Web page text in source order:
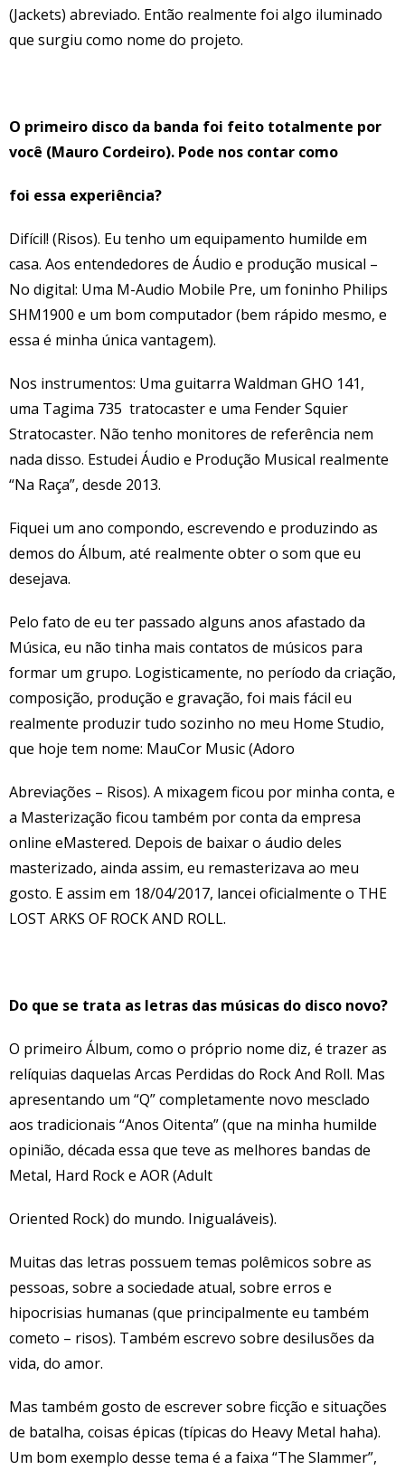
(Jackets) abreviado. Então realmente foi algo iluminado
que surgiu como nome do projeto.
O primeiro disco da banda foi feito totalmente por
você (Mauro Cordeiro). Pode nos contar como
foi essa experiência?
Difícil! (Risos). Eu tenho um equipamento humilde em
casa. Aos entendedores de Áudio e produção musical –
No digital: Uma M-Audio Mobile Pre, um foninho Philips
SHM1900 e um bom computador (bem rápido mesmo, e
essa é minha única vantagem).
Nos instrumentos: Uma guitarra Waldman GHO 141,
uma Tagima 735 tratocaster e uma Fender Squier
Stratocaster. Não tenho monitores de referência nem
nada disso. Estudei Áudio e Produção Musical realmente
“Na Raça”, desde 2013.
Fiquei um ano compondo, escrevendo e produzindo as
demos do Álbum, até realmente obter o som que eu
desejava.
Pelo fato de eu ter passado alguns anos afastado da
Música, eu não tinha mais contatos de músicos para
formar um grupo. Logisticamente, no período da criação,
composição, produção e gravação, foi mais fácil eu
realmente produzir tudo sozinho no meu Home Studio,
que hoje tem nome: MauCor Music (Adoro
Abreviações – Risos). A mixagem ficou por minha conta, e
a Masterização ficou também por conta da empresa
online eMastered. Depois de baixar o áudio deles
masterizado, ainda assim, eu remasterizava ao meu
gosto. E assim em 18/04/2017, lancei oficialmente o THE
LOST ARKS OF ROCK AND ROLL.
Do que se trata as letras das músicas do disco novo?
O primeiro Álbum, como o próprio nome diz, é trazer as
relíquias daquelas Arcas Perdidas do Rock And Roll. Mas
apresentando um “Q” completamente novo mesclado
aos tradicionais “Anos Oitenta” (que na minha humilde
opinião, década essa que teve as melhores bandas de
Metal, Hard Rock e AOR (Adult
Oriented Rock) do mundo. Inigualáveis).
Muitas das letras possuem temas polêmicos sobre as
pessoas, sobre a sociedade atual, sobre erros e
hipocrisias humanas (que principalmente eu também
cometo – risos). Também escrevo sobre desilusões da
vida, do amor.
Mas também gosto de escrever sobre ficção e situações
de batalha, coisas épicas (típicas do Heavy Metal haha).
Um bom exemplo desse tema é a faixa “The Slammer”,